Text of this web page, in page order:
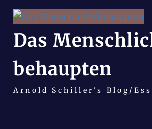
Das
behaupten
Arnold Schiller's Blog/